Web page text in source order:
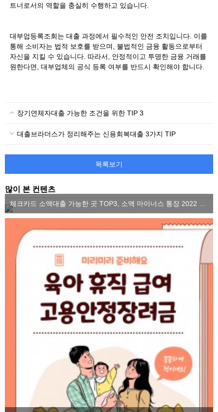
트너로서의 역할을 충실히 수행하고 있습니다.
대부업등록조회는 대출 과정에서 필수적인 안전 조치입니다. 이를
통해 소비자는 법적 보호를 받으며, 불법적인 금융 활동으로부터
자신을 지킬 수 있습니다. 따라서, 안정적이고 투명한 금융 거래를
원한다면, 대부업체의 공식 등록 여부를 반드시 확인해야 합니다.
장기연체자대출 가능한 조건을 위한 TIP 3
대출브라더스가 정리해주는 신용회복대출 3가지 TIP
목록보기
많이 본 컨텐츠